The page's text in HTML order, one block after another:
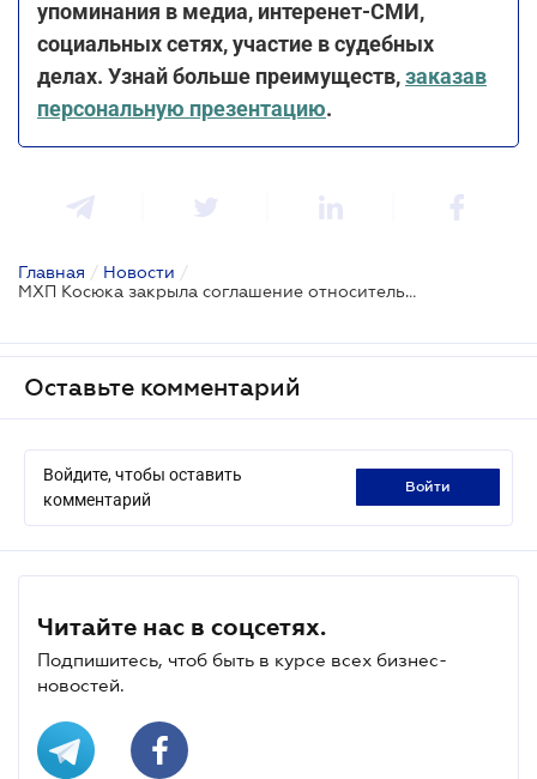
упоминания в медиа, интеренет-СМИ,
социальных сетях, участие в судебных
делах. Узнай больше преимуществ,заказав
персональную презентацию.
Главная / Новости /
МХП Косюка закрыла соглашение относительно приобретения более 92% в уставном капитале испанской компании UVESA
Оставьте комментарий
Войдите, чтобы оставить
комментарий
войти
Читайте нас в соцсетях.
Подпишитесь, чтоб быть в курсе всех бизнес-
новостей.